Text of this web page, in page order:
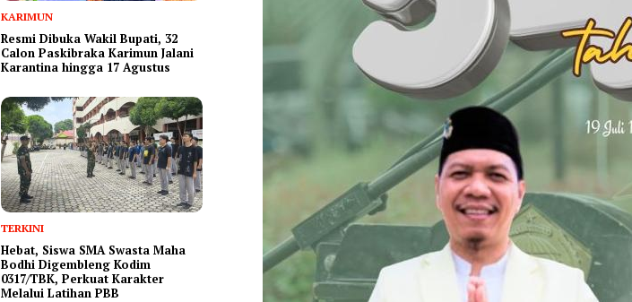
KARIMUN
Resmi Dibuka Wakil Bupati, 32
Calon Paskibraka Karimun Jalani
Karantina hingga 17 Agustus
TERKINI
Hebat, Siswa SMA Swasta Maha
Bodhi Digembleng Kodim
0317/TBK, Perkuat Karakter
Melalui Latihan PBB